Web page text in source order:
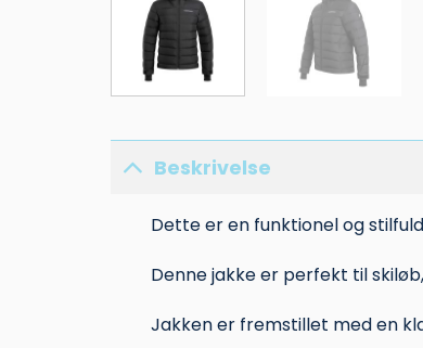
Beskrivelse
Dette er en funktionel og
Denne jakke er perfekt til
Jakken er fremstillet med en